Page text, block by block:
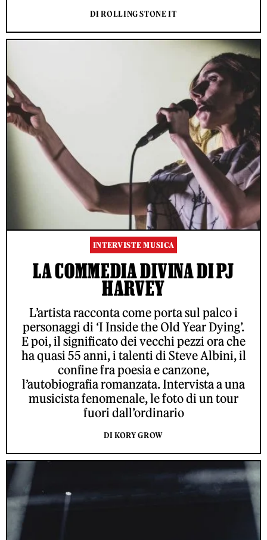
DI ROLLING STONE IT
INTERVISTE MUSICA
LA COMMEDIA DIVINA DI PJ
HARVEY
L’artista racconta come porta sul palco i
personaggi di ‘I Inside the Old Year Dying’.
E poi, il significato dei vecchi pezzi ora che
ha quasi 55 anni, i talenti di Steve Albini, il
confine fra poesia e canzone,
l’autobiografia romanzata. Intervista a una
musicista fenomenale, le foto di un tour
fuori dall’ordinario
DI KORY GROW